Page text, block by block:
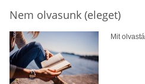
Nem olvasunk (eleget)
Mit